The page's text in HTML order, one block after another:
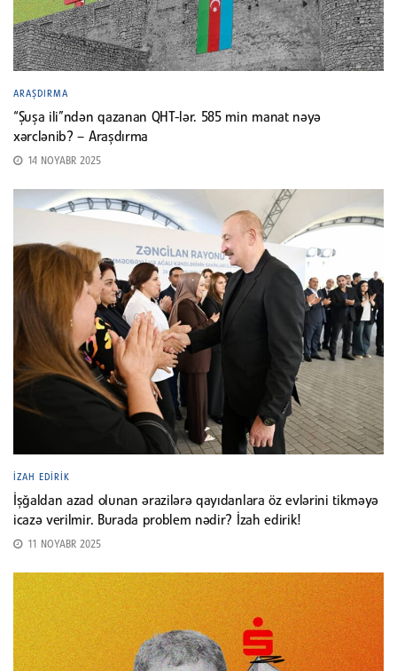
ARAŞDIRMA
“Şuşa ili”ndən qazanan QHT-lər. 585 min manat nəyə
xərclənib? – Araşdırma
14 NOYABR 2025
İZAH EDIRIK
İşğaldan azad olunan ərazilərə qayıdanlara öz evlərini tikməyə
icazə verilmir. Burada problem nədir? İzah edirik!
11 NOYABR 2025